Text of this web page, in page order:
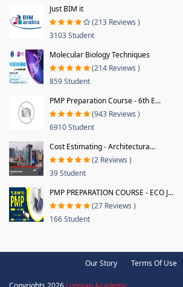
Just BIM it
(213 Reviews )
3103 Student
Molecular Biology Techniques
(214 Reviews )
859 Student
PMP Preparation Course - 6th E...
(943 Reviews )
6910 Student
Cost Estimating - Architectura...
(2 Reviews )
39 Student
PMP PREPARATION COURSE - ECO J...
(27 Reviews )
166 Student
Our Story Terms Of Use